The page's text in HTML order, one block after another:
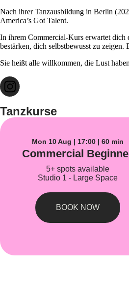
Nach ihrer Tanzausbildung in Berlin
America’s Got Talent.
In ihrem Commercial-Kurs erwartet dich
bestärken, dich selbstbewusst zu
Sie heißt alle willkommen, die Lust
Tanzkurse
Mon 10 Aug | 17:00 | 60 min
Commercial
5+ spots available
Studio 1 - Large Space
BOOK NOW